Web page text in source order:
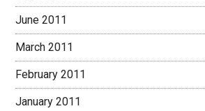
June 2011
March 2011
February 2011
January 2011